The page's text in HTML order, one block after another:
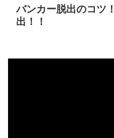
バンカー脱出のコツ
出！！